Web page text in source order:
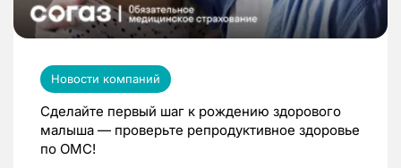
Новости компаний
Сделайте первый шаг к рождению здорового
малыша — проверьте репродуктивное здоровье
по ОМС!